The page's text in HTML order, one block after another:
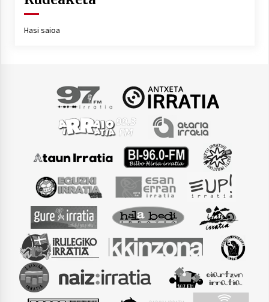
Hasi saioa